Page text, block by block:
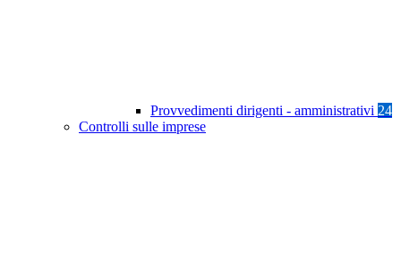
Provvedimenti dirigenti - amministrativi 24
Controlli sulle imprese